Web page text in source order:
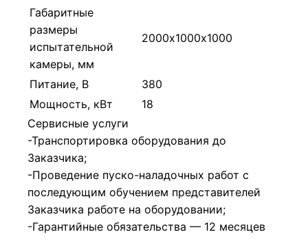
Габаритные
размеры
испытательной
камеры, мм
2000х1000х1000
Питание, В
380
Мощность, кВт
18
Сервисные услуги
-Транспортировка оборудования до
Заказчика;
-Проведение пуско-наладочных работ с
последующим обучением представителей
Заказчика работе на оборудовании;
-Гарантийные обязательства — 12 месяцев